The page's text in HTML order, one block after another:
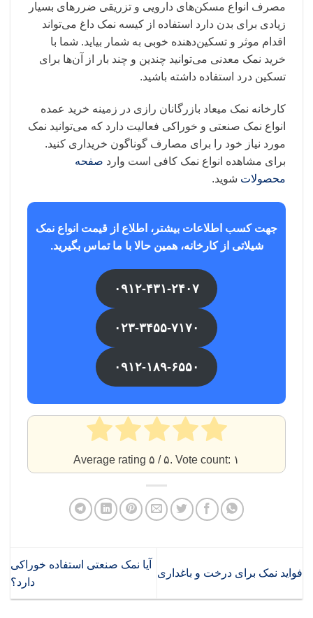
مصرف انواع مسکن‌های دارویی و تزریقی ضررهای بسیار
زیادی برای بدن دارد استفاده از کیسه نمک داغ می‌تواند
اقدام موثر و تسکین‌دهنده خوبی به شمار بیاید. شما با
خرید نمک معدنی می‌توانید چندین و چند بار از آن‌ها برای
تسکین درد استفاده داشته باشید.
کارخانه نمک میعاد بازرگانان رازی در زمینه خرید عمده
انواع نمک صنعتی و خوراکی فعالیت دارد که می‌توانید نمک
مورد نیاز خود را برای مصارف گوناگون خریداری کنید.
برای مشاهده انواع نمک کافی است وارد صفحه
محصولات شوید.
جهت کسب اطلاعات بیشتر، اطلاع از قیمت انواع نمک
شیلاتی از کارخانه، همین حالا با ما تماس بگیرید.
۰۹۱۲-۴۳۱-۲۴۰۷
۰۲۳-۳۴۵۵-۷۱۷۰
۰۹۱۲-۱۸۹-۶۵۵۰
Average rating ۵ / ۵. Vote count: ۱
فواید نمک برای درخت و باغداری
آیا نمک صنعتی استفاده خوراکی
دارد؟